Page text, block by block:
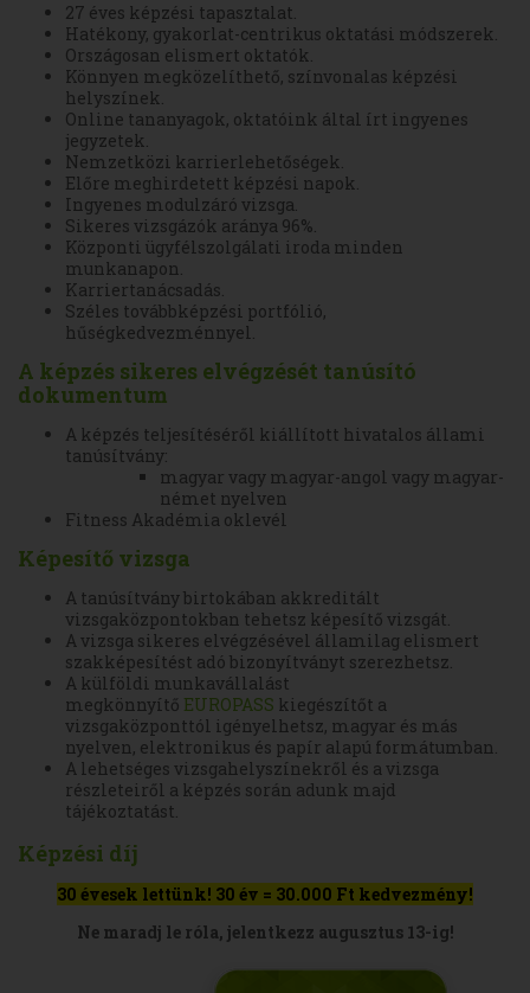
27 éves képzési tapasztalat.
Hatékony, gyakorlat-centrikus oktatási módszerek.
Országosan elismert oktatók.
Könnyen megközelíthető, színvonalas képzési
helyszínek.
Online tananyagok, oktatóink által írt ingyenes
jegyzetek.
Nemzetközi karrierlehetőségek.
Előre meghirdetett képzési napok.
Ingyenes modulzáró vizsga.
Sikeres vizsgázók aránya 96%.
Központi ügyfélszolgálati iroda minden
munkanapon.
Karriertanácsadás.
Széles továbbképzési portfólió,
hűségkedvezménnyel.
A képzés sikeres elvégzését tanúsító
dokumentum
A képzés teljesítéséről kiállított hivatalos állami
tanúsítvány:
magyar vagy magyar-angol vagy magyar-
német nyelven
Fitness Akadémia oklevél
Képesítő vizsga
A tanúsítvány birtokában akkreditált
vizsgaközpontokban tehetsz képesítő vizsgát.
A vizsga sikeres elvégzésével államilag elismert
szakképesítést adó bizonyítványt szerezhetsz.
A külföldi munkavállalást
megkönnyítő EUROPASS kiegészítőt a
vizsgaközponttól igényelhetsz, magyar és más
nyelven, elektronikus és papír alapú formátumban.
A lehetséges vizsgahelyszínekről és a vizsga
részleteiről a képzés során adunk majd
tájékoztatást.
Képzési díj
30 évesek lettünk! 30 év = 30.000 Ft kedvezmény!
Ne maradj le róla, jelentkezz augusztus 13-ig!